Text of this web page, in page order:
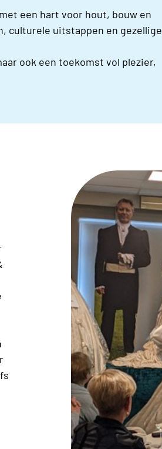
een hart voor hout, bouw en
culturele uitstappen en gezellige
ook een toekomst vol plezier,